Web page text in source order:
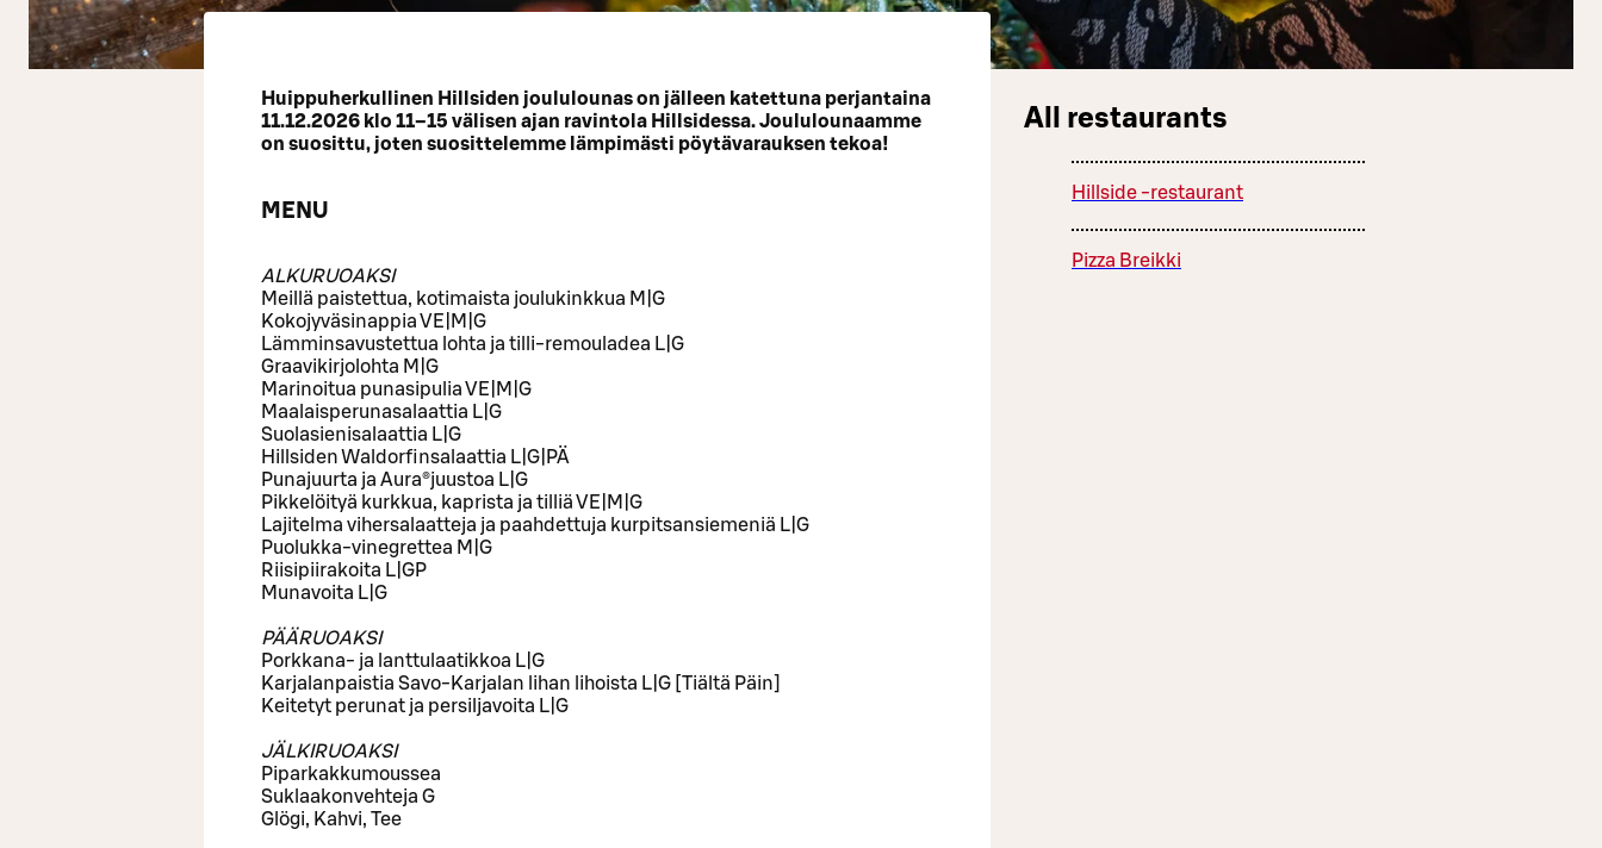
Huippuherkullinen Hillsiden joululounas on jälleen katettuna perjantaina
11.12.2026 klo 11–15 välisen ajan ravintola Hillsidessa. Joululounaamme
on suosittu, joten suosittelemme lämpimästi pöytävarauksen tekoa!
MENU
ALKURUOAKSI
Meillä paistettua, kotimaista joulukinkkua M|G
Kokojyväsinappia VE|M|G
Lämminsavustettua lohta ja tilli-remouladea L|G
Graavikirjolohta M|G
Marinoitua punasipulia VE|M|G
Maalaisperunasalaattia L|G
Suolasienisalaattia L|G
Hillsiden Waldorfinsalaattia L|G|PÄ
Punajuurta ja Aura®juustoa L|G
Pikkelöityä kurkkua, kaprista ja tilliä VE|M|G
Lajitelma vihersalaatteja ja paahdettuja kurpitsansiemeniä L|G
Puolukka-vinegrettea M|G
Riisipiirakoita L|GP
Munavoita L|G
PÄÄRUOAKSI
Porkkana- ja lanttulaatikkoa L|G
Karjalanpaistia Savo-Karjalan lihan lihoista L|G [Tiältä Päin]
Keitetyt perunat ja persiljavoita L|G
JÄLKIRUOAKSI
Piparkakkumoussea
Suklaakonvehteja G
Glögi, Kahvi, Tee
All restaurants
Hillside -restaurant
Pizza Breikki